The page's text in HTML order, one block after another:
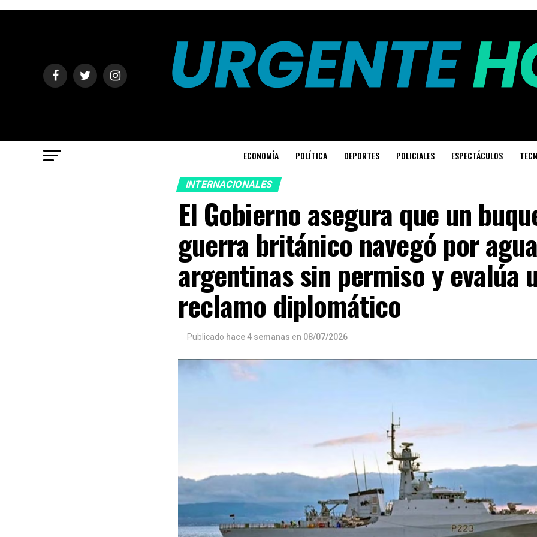
ECONOMÍA POLÍTICA DEPORTES POLICIALES ESPECTÁCULOS
INTERNACIONALES
El Gobierno asegura que un
guerra británico navegó por
argentinas sin permiso y evalúa
reclamo diplomático
Publicado hace 4 semanas en 08/07/2026